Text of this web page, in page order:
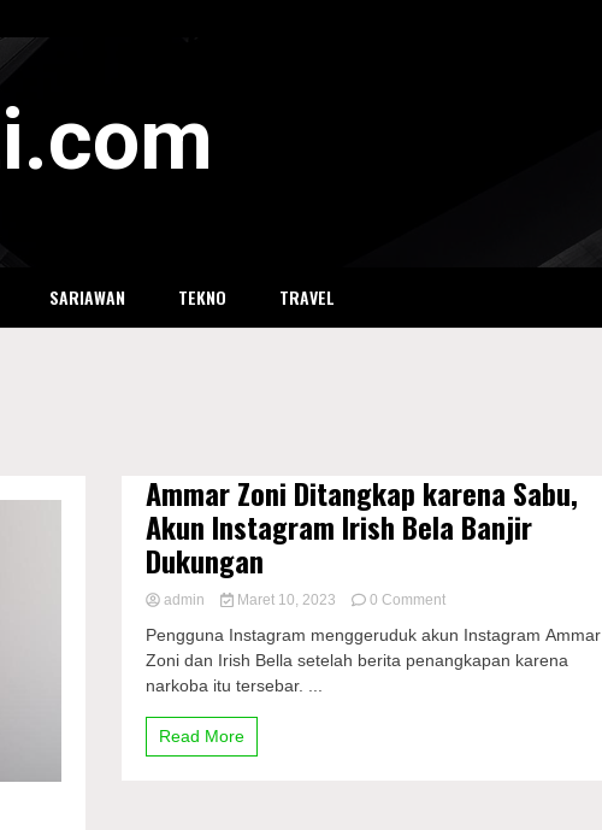
SARIAWAN TEKNO TRAVEL
Ammar Zoni Ditangkap karena Sabu,
Akun Instagram Irish Bela Banjir
Dukungan
admin Maret 10, 2023 0 Commenton
Zoni
Ditangkap
Pengguna Instagram menggeruduk akun Instagram Ammar
Zoni dan Irish Bella setelah berita penangkapan karena
narkoba itu tersebar. ...
Read More